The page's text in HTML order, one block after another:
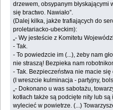
drzewem, obsypanym ‎błyskającymi
się bractwo. Nawiało”.‎
‎(Dalej kilka, jakże trafiających do
proletariacko-ubeckim):‎
‎„- Wy jesteście z Komitetu
‎- Tak.‎
‎- To powiedzcie im (...), żeby nam
nie straszą! Bezpieka ‎nam
‎- Tak. Bezpieczeństwa nie macie się
‎(I wreszcie kulminacja - partyjny,
‎„- Dokonano u was sabotażu,
kotłach także są ‎podcięte nity lub
wylecieć w powietrze. (...)